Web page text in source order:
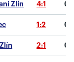
Zlín 4:1 0
1:2 0
2:1 0